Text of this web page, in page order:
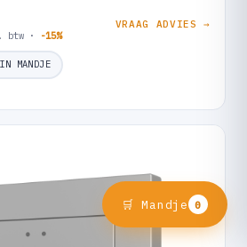
btw · -15%
VRAAG ADVIES →
MANDJE
🛒 Mandje 0